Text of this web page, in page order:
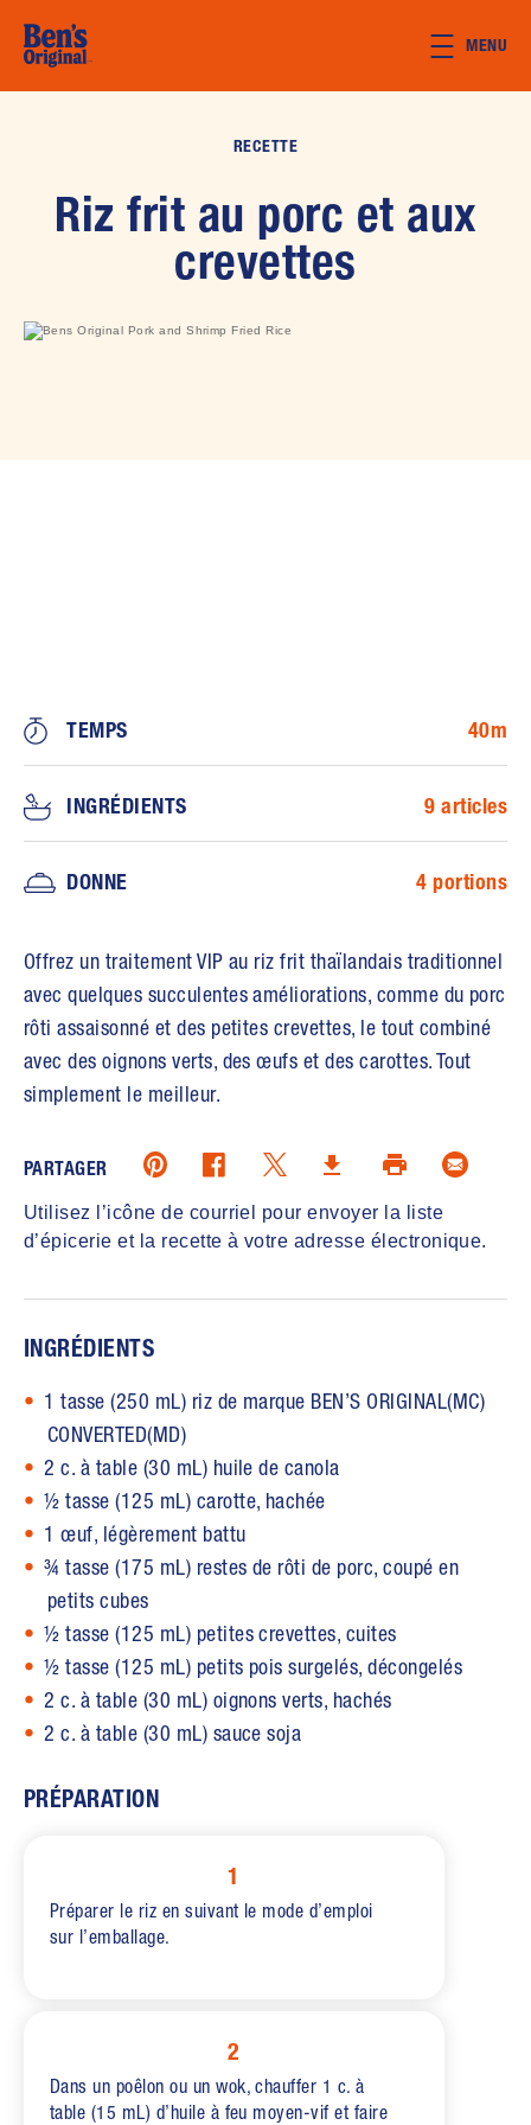
MENU
RECETTE
Riz frit au porc et aux
crevettes
TEMPS 40m
INGRÉDIENTS 9 articles
DONNE 4 portions
Offrez un traitement VIP au riz frit thaïlandais traditionnel
avec quelques succulentes améliorations, comme du porc
rôti assaisonné et des petites crevettes, le tout combiné
avec des oignons verts, des œufs et des carottes. Tout
simplement le meilleur.
PARTAGER Pinterest (opens in new window)
Facebook (opens in new window)
Twitter (opens in new window)
Download (opens in new
Print (opens in same
Email
Utilisez l’icône de courriel pour envoyer la liste
d’épicerie et la recette à votre adresse électronique.
INGRÉDIENTS
1 tasse (250 mL) riz de marque BEN’S ORIGINAL(MC)
CONVERTED(MD)
2 c. à table (30 mL) huile de canola
½ tasse (125 mL) carotte, hachée
1 œuf, légèrement battu
¾ tasse (175 mL) restes de rôti de porc, coupé en
petits cubes
½ tasse (125 mL) petites crevettes, cuites
½ tasse (125 mL) petits pois surgelés, décongelés
2 c. à table (30 mL) oignons verts, hachés
2 c. à table (30 mL) sauce soja
PRÉPARATION
1
Préparer le riz en suivant le mode d’emploi
sur l’emballage.
2
Dans un poêlon ou un wok, chauffer 1 c. à
table (15 mL) d’huile à feu moyen-vif et faire